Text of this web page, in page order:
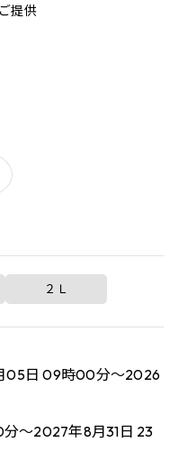
提供
２Ｌ
05日 09時00分～2026
～2027年8月31日 23